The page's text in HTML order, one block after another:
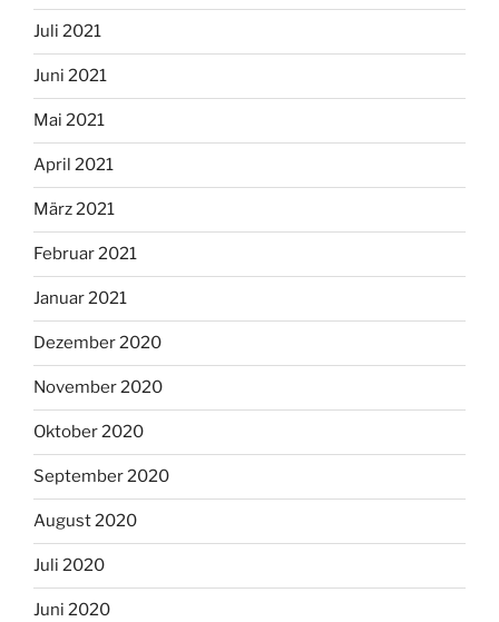
Juli 2021
Juni 2021
Mai 2021
April 2021
März 2021
Februar 2021
Januar 2021
Dezember 2020
November 2020
Oktober 2020
September 2020
August 2020
Juli 2020
Juni 2020